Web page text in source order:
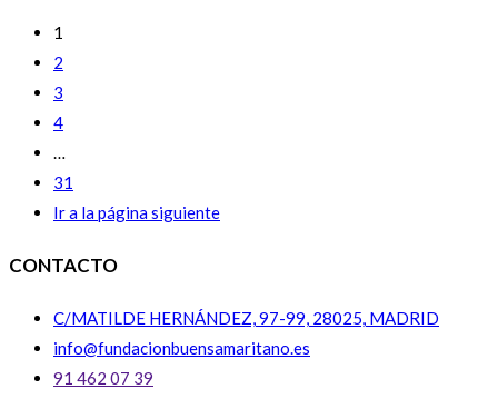
1
2
3
4
…
31
Ir a la página siguiente
CONTACTO
C/MATILDE HERNÁNDEZ, 97-99, 28025, MADRID
info@fundacionbuensamaritano.es
91 462 07 39